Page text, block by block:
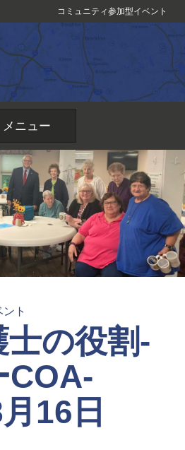
コミュニティ参加型イベント
メニュー
ト
の役割-
COA-
16日